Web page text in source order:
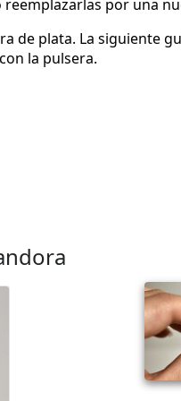
por una
de plata. La siguiente
la pulsera.